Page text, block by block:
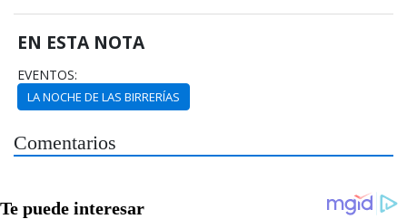
EN ESTA NOTA
EVENTOS:
LA NOCHE DE LAS BIRRERÍAS
Comentarios